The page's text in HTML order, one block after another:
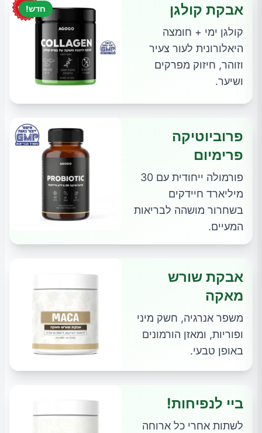
חדש! אבקת קולגן
קולגן ימי + חומצה
היאלורונית לעור צעיר
וזוהר, חיזוק מפרקים
ושיער.
פרוביוטיקה
פרימיום
פורמולה ייחודית עם 30
מיליארד חיידקים
בשחרור מושהה לבריאות
המעיים.
אבקת שורש
מאקה
משפר אנרגיה, חשק מיני
ופוריות, ומאזן הורמונים
באופן טבעי.
ביי לנפיחות!
לשתות אחרי כל ארוחה